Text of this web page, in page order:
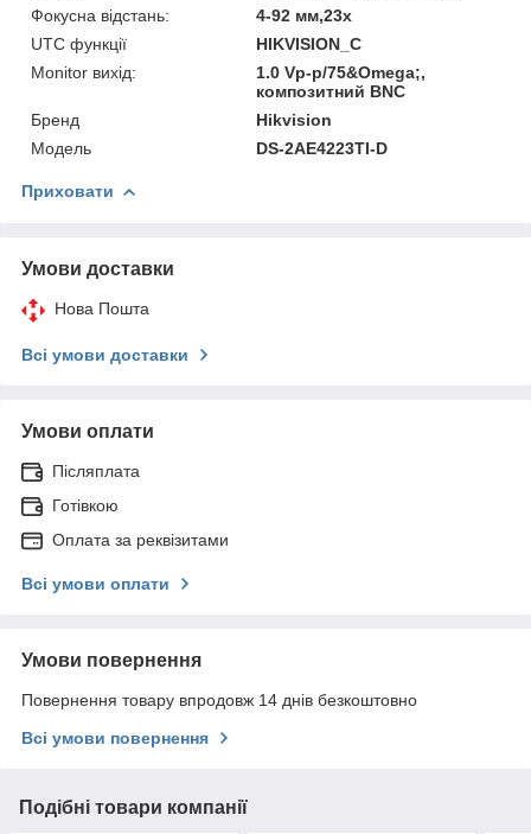
Фокусна відстань:
4-92 мм,23x
UTC функції
HIKVISION_C
Monitor вихід:
1.0 Vp-p/75&Omega;,
композитний BNC
Бренд
Hikvision
Модель
DS-2AE4223TI-D
Приховати
Умови доставки
Нова Пошта
Всі умови доставки
Умови оплати
Післяплата
Готівкою
Оплата за реквізитами
Всі умови оплати
Умови повернення
Повернення товару впродовж 14 днів безкоштовно
Всі умови повернення
Подібні товари компанії